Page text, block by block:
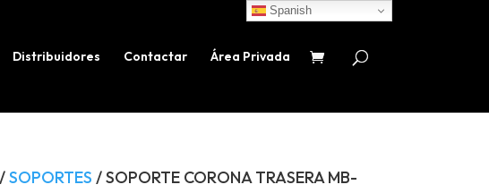
Distribuidores Contactar Área Privada
/SOPORTES / SOPORTE CORONA TRASERA MB-
Spanish